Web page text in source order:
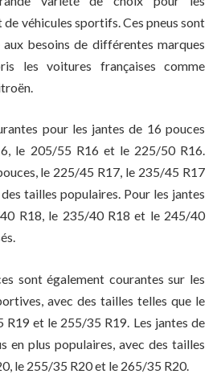
véhicules sportifs. Ces pneus sont
besoins de différentes marques
les voitures françaises comme
pour les jantes de 16 pouces
le 205/55 R16 et le 225/50 R16.
le 225/45 R17, le 235/45 R17
tailles populaires. Pour les jantes
R18, le 235/40 R18 et le 245/40
sont également courantes sur les
avec des tailles telles que le
et le 255/35 R19. Les jantes de
en plus populaires, avec des tailles
le 255/35 R20 et le 265/35 R20.